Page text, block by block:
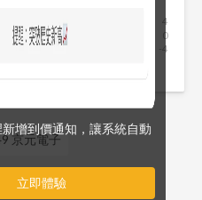
增到價通知，讓系統自動
立即體驗
-4
0
4
京元電子